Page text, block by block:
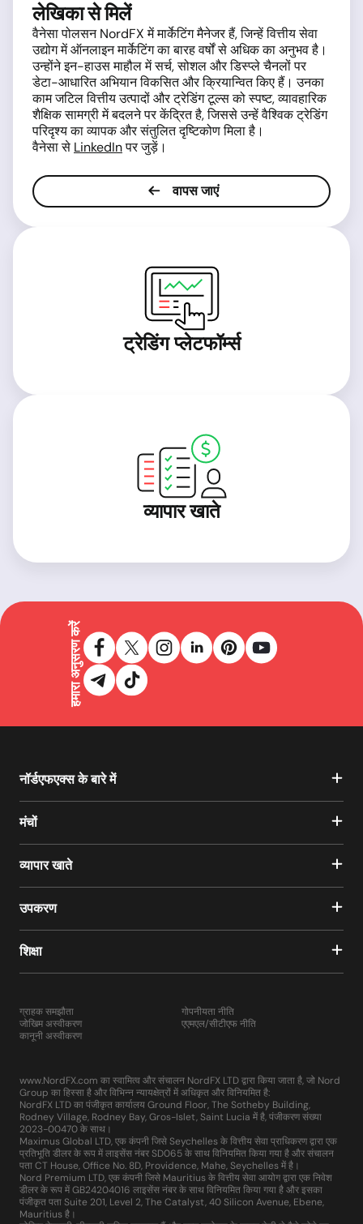
लेखिका से मिलें
वैनेसा पोलसन NordFX में मार्केटिंग मैनेजर हैं, जिन्हें वित्तीय सेवा
उद्योग में ऑनलाइन मार्केटिंग का बारह वर्षों से अधिक का अनुभव है।
उन्होंने इन-हाउस माहौल में सर्च, सोशल और डिस्प्ले चैनलों पर
डेटा-आधारित अभियान विकसित और क्रियान्वित किए हैं। उनका
काम जटिल वित्तीय उत्पादों और ट्रेडिंग टूल्स को स्पष्ट, व्यावहारिक
शैक्षिक सामग्री में बदलने पर केंद्रित है, जिससे उन्हें वैश्विक ट्रेडिंग
परिदृश्य का व्यापक और संतुलित दृष्टिकोण मिला है।
वैनेसा से LinkedInपर जुड़ें।
वापस जाएं
ट्रेडिंग प्लेटफॉर्म्स
व्यापार खाते
हमारा अनुसरण करें
नॉर्डएफएक्स के बारे में
मंचों
व्यापार खाते
उपकरण
शिक्षा
ग्राहक समझौता
जोखिम अस्वीकरण
कानूनी अस्वीकरण
गोपनीयता नीति
एएमएल/सीटीएफ नीति
www.NordFX.com का स्वामित्व और संचालन NordFX LTD द्वारा किया जाता है, जो Nord
Group का हिस्सा है और विभिन्न न्यायक्षेत्रों में अधिकृत और विनियमित है:
NordFX LTD का पंजीकृत कार्यालय Ground Floor, The Sotheby Building,
Rodney Village, Rodney Bay, Gros-Islet, Saint Lucia में है, पंजीकरण संख्या
2023-00470 के साथ।
Maximus Global LTD, एक कंपनी जिसे Seychelles के वित्तीय सेवा प्राधिकरण द्वारा एक
प्रतिभूति डीलर के रूप में लाइसेंस नंबर SD065 के साथ विनियमित किया गया है और संचालन
पता CT House, Office No. 8D, Providence, Mahe, Seychelles में है।
Nord Premium LTD, एक कंपनी जिसे Mauritius के वित्तीय सेवा आयोग द्वारा एक निवेश
डीलर के रूप में GB24204016 लाइसेंस नंबर के साथ विनियमित किया गया है और इसका
पंजीकृत पता Suite 201, Level 2, The Catalyst, 40 Silicon Avenue, Ebene,
Mauritius है।